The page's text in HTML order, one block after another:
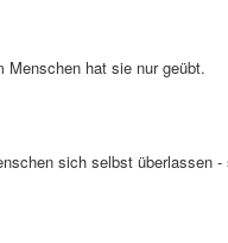
hat sie nur geübt.
sich selbst überlassen